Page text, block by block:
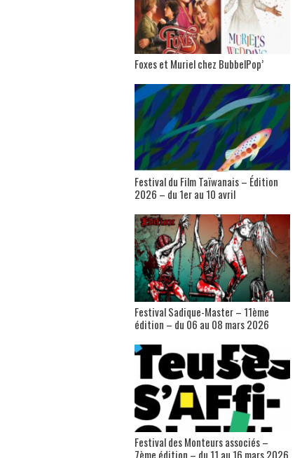
Foxes et Muriel chez BubbelPop’
Festival du Film Taïwanais – Édition
2026 – du 1er au 10 avril
Festival Sadique-Master – 11ème
édition – du 06 au 08 mars 2026
Festival des Monteurs associés –
7ème édition – du 11 au 16 mars 2026